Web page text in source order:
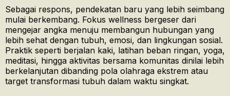
Sebagai respons, pendekatan baru yang lebih seimbang
mulai berkembang. Fokus wellness bergeser dari
mengejar angka menuju membangun hubungan yang
lebih sehat dengan tubuh, emosi, dan lingkungan sosial.
Praktik seperti berjalan kaki, latihan beban ringan, yoga,
meditasi, hingga aktivitas bersama komunitas dinilai lebih
berkelanjutan dibanding pola olahraga ekstrem atau
target transformasi tubuh dalam waktu singkat.